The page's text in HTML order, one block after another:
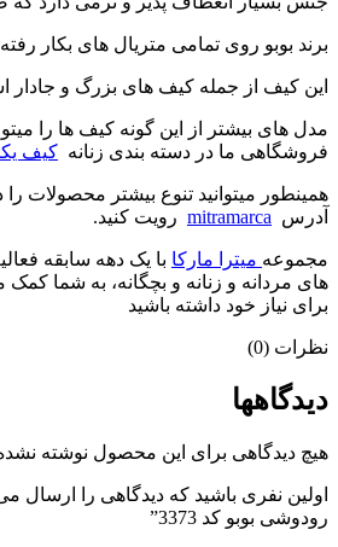
برند بوبو روی تمامی متریال های بکار
این کیف از جمله کیف های بزرگ و جادار
مدل های بیشتر از این گونه کیف ها را
فروشگاهی ما در دسته بندی زنانه کیف
همینطور میتوانید تنوع بیشتر محصولات را
آدرس mitramarca رویت کنید.
مجموعه میترا مارکا با یک دهه سابقه
های مردانه و زنانه و بچگانه، به شما کمک
برای نیاز خود داشته باشید
نظرات (0)
دیدگاهها
هیچ دیدگاهی برای این محصول نوشته
اولین نفری باشید که دیدگاهی را ارسال
رودوشی بوبو کد 3373”